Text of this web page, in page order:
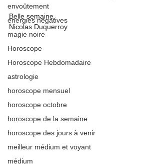
envoûtement
énergies négatives
magie noire
Horoscope
Horoscope Hebdomadaire
astrologie
horoscope mensuel
horoscope octobre
horoscope de la semaine
horoscope des jours à venir
meilleur médium et voyant
médium
Belle semaine.
Nicolas Duquerroy